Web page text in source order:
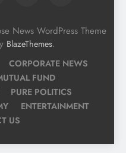
News WordPress Theme
BlazeThemes.
CORPORATE NEWS
FUND
PURE POLITICS
ENTERTAINMENT
US